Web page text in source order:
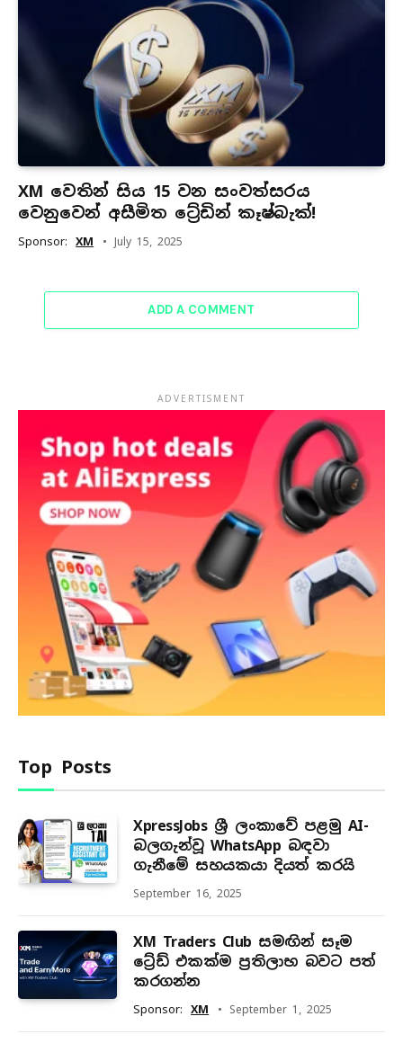
XM වෙතින් සිය 15 වන සංවත්සරය
වෙනුවෙන් අසීමිත ට්‍රේඩින් කෑෂ්බැක්!
Sponsor: XM July 15, 2025
ADD A COMMENT
ADVERTISMENT
Top Posts
XpressJobs ශ්‍රී ලංකාවේ පළමු AI-
බලගැන්වූ WhatsApp බඳවා
ගැනීමේ සහයකයා දියත් කරයි
September 16, 2025
XM Traders Club සමඟින් සෑම
ට්‍රේඩ් එකක්ම ප්‍රතිලාභ බවට පත්
කරගන්න
Sponsor: XM September 1, 2025